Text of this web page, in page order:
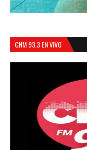
CNM 93.3 EN VIVO